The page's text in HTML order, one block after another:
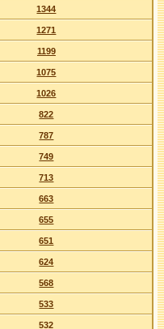
1344
1271
1199
1075
1026
822
787
749
713
663
655
651
624
568
533
532